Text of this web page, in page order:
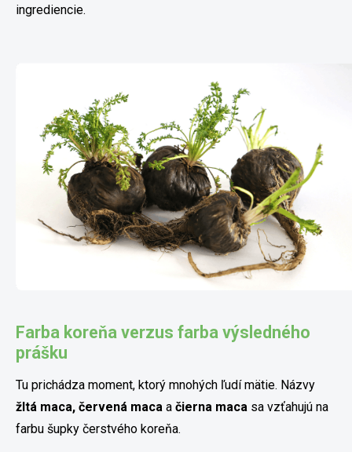
ingrediencie.
Farba koreňa verzus farba výsledného
prášku
Tu prichádza moment, ktorý mnohých ľudí mätie. Názvy
žltá maca, červená maca a čierna maca sa vzťahujú na
farbu šupky čerstvého koreňa.